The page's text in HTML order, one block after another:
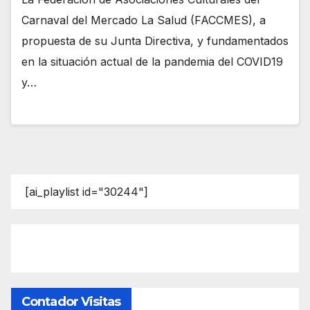
Carnaval del Mercado La Salud (FACCMES), a
propuesta de su Junta Directiva, y fundamentados
en la situación actual de la pandemia del COVID19
y…
[ai_playlist id="30244"]
Contador Visitas